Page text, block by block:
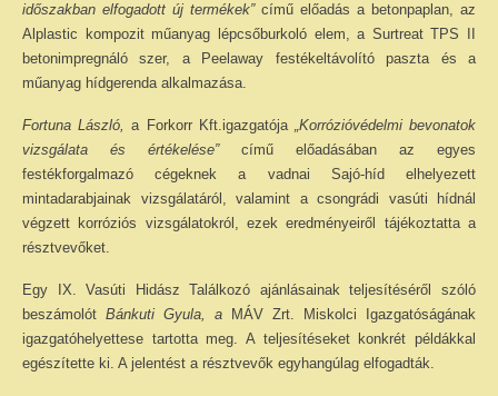
időszakban elfogadott új termékek”című előadás a betonpaplan, az
Alplastic kompozit műanyag lépcsőburkoló elem, a Surtreat TPS II
betonimpregnáló szer, a Peelaway festékeltávolító paszta és a
műanyag hídgerenda alkalmazása.
Fortuna László, a Forkorr Kft.igazgatója „Korrózióvédelmi bevonatok
vizsgálata és értékelése”című előadásában az egyes
festékforgalmazó cégeknek a vadnai Sajó-híd elhelyezett
mintadarabjainak vizsgálatáról, valamint a csongrádi vasúti hídnál
végzett korróziós vizsgálatokról, ezek eredményeiről tájékoztatta a
résztvevőket.
Egy IX. Vasúti Hidász Találkozó ajánlásainak teljesítéséről szóló
beszámolót Bánkuti Gyula, a MÁV Zrt. Miskolci Igazgatóságának
igazgatóhelyettese tartotta meg. A teljesítéseket konkrét példákkal
egészítette ki. A jelentést a résztvevők egyhangúlag elfogadták.